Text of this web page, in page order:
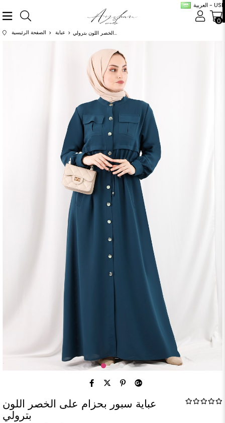
العربية - USD
0
الصفحة الرئيسية عباية عباية سبور بحزام على الخصر اللون بترولي
عباية سبور بحزام على الخصر اللون
بترولي